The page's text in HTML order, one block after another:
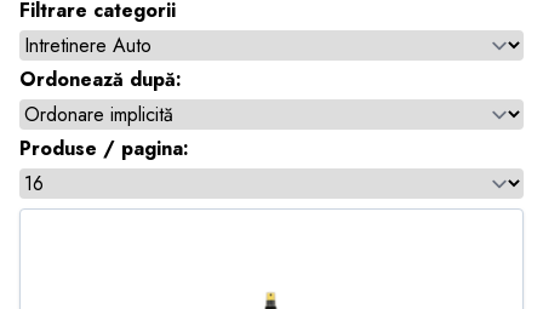
Filtrare categorii
Ordonează după:
Produse / pagina: